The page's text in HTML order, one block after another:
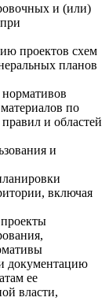
и (или)
проектов схем
планов
по
и областей
и
включая
документацию
ее
власти,